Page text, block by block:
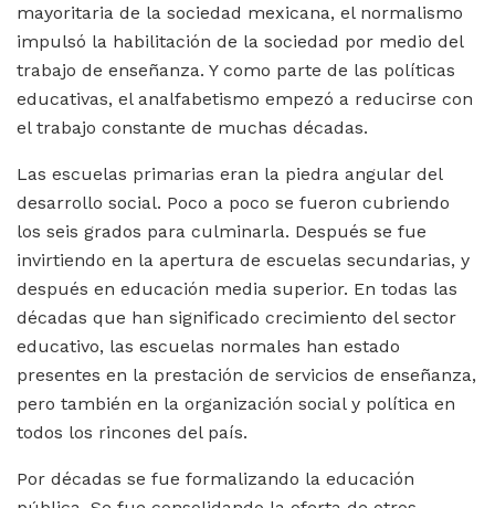
mayoritaria de la sociedad mexicana, el normalismo
impulsó la habilitación de la sociedad por medio del
trabajo de enseñanza. Y como parte de las políticas
educativas, el analfabetismo empezó a reducirse con
el trabajo constante de muchas décadas.
Las escuelas primarias eran la piedra angular del
desarrollo social. Poco a poco se fueron cubriendo
los seis grados para culminarla. Después se fue
invirtiendo en la apertura de escuelas secundarias, y
después en educación media superior. En todas las
décadas que han significado crecimiento del sector
educativo, las escuelas normales han estado
presentes en la prestación de servicios de enseñanza,
pero también en la organización social y política en
todos los rincones del país.
Por décadas se fue formalizando la educación